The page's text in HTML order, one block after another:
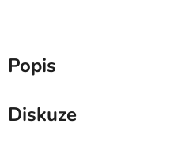
Popis
Diskuze